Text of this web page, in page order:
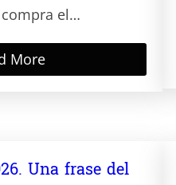
el…
More
Una frase del